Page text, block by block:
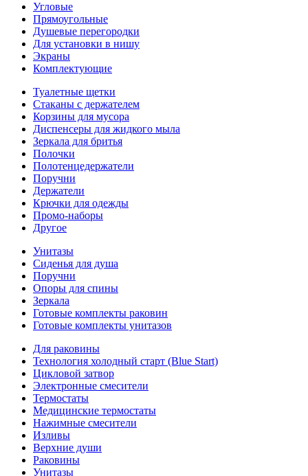
Угловые
Прямоугольные
Душевые перегородки
Для установки в нишу
Экраны
Комплектующие
Туалетные щетки
Стаканы с держателем
Корзины для мусора
Диспенсеры для жидкого мыла
Зеркала для бритья
Полочки
Полотенцедержатели
Поручни
Держатели
Крючки для одежды
Промо-наборы
Другое
Унитазы
Сиденья для душа
Поручни
Опоры для спины
Зеркала
Готовые комплекты раковин
Готовые комплекты унитазов
Для раковины
Технология холодный старт (Blue Start)
Цикловой затвор
Электронные смесители
Термостаты
Медицинские термостаты
Нажимные смесители
Изливы
Верхние души
Раковины
Унитазы